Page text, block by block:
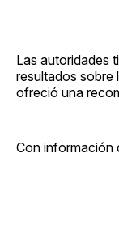
Las autoridades
resultados sobre
ofreció una
Con información